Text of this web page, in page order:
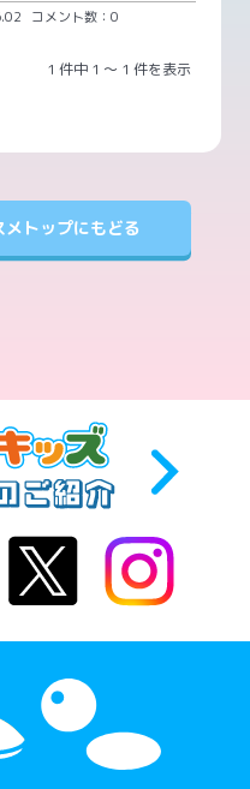
コメント数：0
1 件中 1 ～ 1 件を表示
トップにもどる